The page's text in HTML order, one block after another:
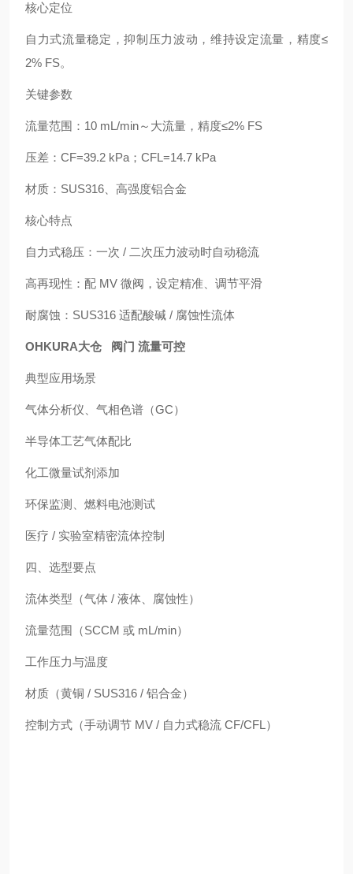
核心定位
自力式流量稳定，抑制压力波动，维持设定流量，精度≤
2% FS。
关键参数
流量范围：10 mL/min～大流量，精度≤2% FS
压差：CF=39.2 kPa；CFL=14.7 kPa
材质：SUS316、高强度铝合金
核心特点
自力式稳压：一次 / 二次压力波动时自动稳流
高再现性：配 MV 微阀，设定精准、调节平滑
耐腐蚀：SUS316 适配酸碱 / 腐蚀性流体
OHKURA大仓 阀门 流量可控
典型应用场景
气体分析仪、气相色谱（GC）
半导体工艺气体配比
化工微量试剂添加
环保监测、燃料电池测试
医疗 / 实验室精密流体控制
四、选型要点
流体类型（气体 / 液体、腐蚀性）
流量范围（SCCM 或 mL/min）
工作压力与温度
材质（黄铜 / SUS316 / 铝合金）
控制方式（手动调节 MV / 自力式稳流 CF/CFL）